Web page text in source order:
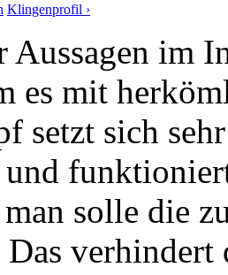
Klingenprofil ›
Aussagen im
es mit
setzt sich
man solle die
verhindert